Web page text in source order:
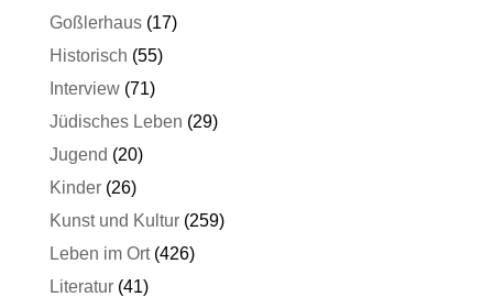
Goßlerhaus(17)
Historisch (55)
Interview(71)
Jüdisches Leben (29)
Jugend (20)
Kinder(26)
Kunst und Kultur(259)
Leben im Ort(426)
Literatur(41)